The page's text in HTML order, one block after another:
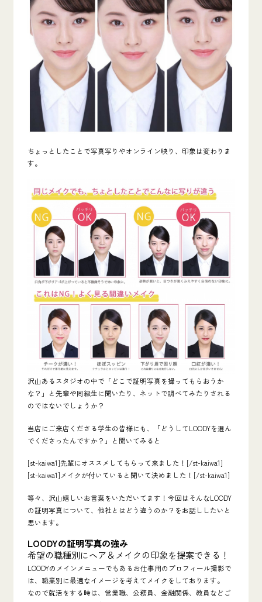
ちょっとしたことで写真写りやオンライン映り、印象は変わりま
す。
沢山あるスタジオの中で「どこで証明写真を撮ってもらおうか
な？」と先輩や同級生に聞いたり、ネットで調べてみたりされる
のではないでしょうか？
当店にご来店くださる学生の皆様にも、「どうしてLOODYを選ん
でくださったんですか？」と聞いてみると
[st-kaiwa1]先輩にオススメしてもらって来ました！[/st-kaiwa1]
[st-kaiwa1]メイクが付いていると聞いて決めました！[/st-kaiwa1]
等々、沢山嬉しいお言葉をいただいてます！今回はそんなLOODY
の証明写真について、他社とはどう違うのか？をお話ししたいと
思います。
LOODYの証明写真の強み
希望の職種別にヘア＆メイクの印象を提案できる！
LOODYのメインメニューでもあるお仕事用のプロフィール撮影で
は、職業別に最適なイメージを考えてメイクをしております。
なので就活をする時は、営業職、公務員、金融関係、教員などご